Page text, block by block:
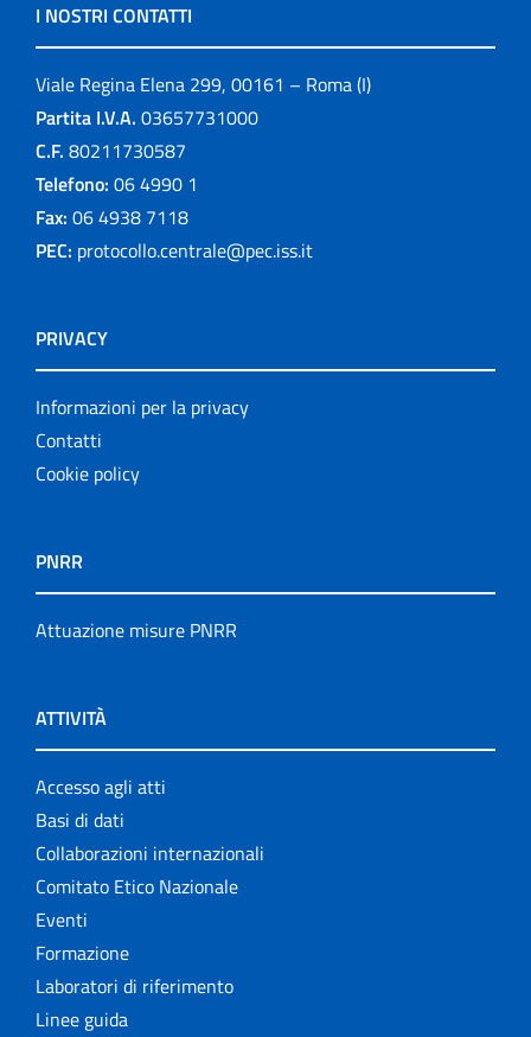
I NOSTRI CONTATTI
Viale Regina Elena 299, 00161 – Roma (I)
Partita I.V.A. 03657731000
C.F. 80211730587
Telefono: 06 4990 1
Fax: 06 4938 7118
PEC: protocollo.centrale@pec.iss.it
PRIVACY
Informazioni per la privacy
Contatti
Cookie policy
PNRR
Attuazione misure PNRR
ATTIVITÀ
Accesso agli atti
Basi di dati
Collaborazioni internazionali
Comitato Etico Nazionale
Eventi
Formazione
Laboratori di riferimento
Linee guida